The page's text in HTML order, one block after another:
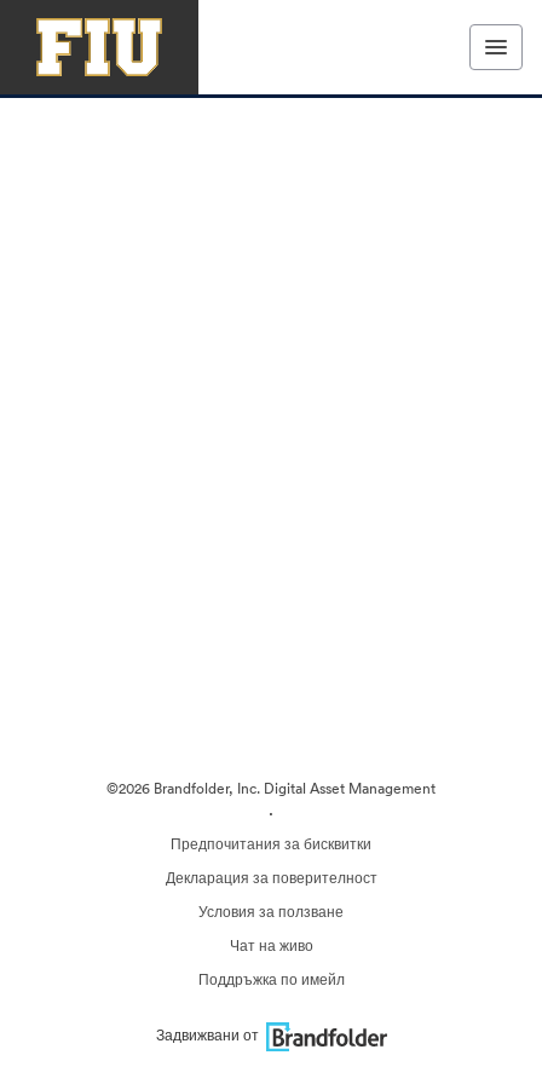
©2026 Brandfolder, Inc. Digital Asset Management
·
Предпочитания за бисквитки
Декларация за поверителност
Условия за ползване
Чат на живо
Поддръжка по имейл
Задвижвани от